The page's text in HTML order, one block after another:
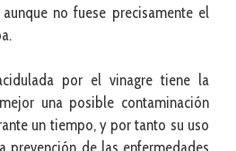
no fuese precisamente el
por el vinagre tiene la
una posible contaminación
un tiempo, y por tanto su uso
prevención de las enfermedades